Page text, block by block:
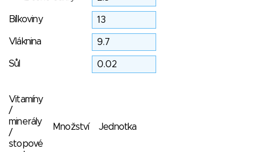
Bílkoviny
Vláknina
Sůl
Vitamíny
/
minerály
/
stopové
Množství Jednotka